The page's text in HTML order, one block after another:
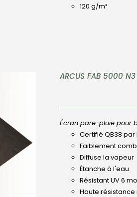
120 g/m²
ARCUS FAB 5000 N3
Écran pare-pluie pour
Certifié QB38 par
Faiblement
Diffuse la vapeur
Étanche à l'eau
Résistant UV 6
Haute